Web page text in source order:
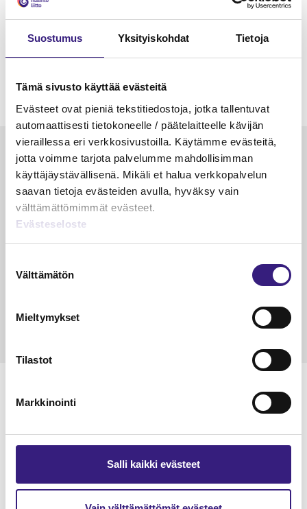
Suostumus Yksityiskohdat Tietoja
Tämä sivusto käyttää evästeitä
Evästeet ovat pieniä tekstitiedostoja, jotka tallentuvat
automaattisesti tietokoneelle / päätelaitteelle kävijän
vieraillessa eri verkkosivustoilla. Käytämme evästeitä,
jotta voimme tarjota palvelumme mahdollisimman
käyttäjäystävällisenä. Mikäli et halua verkkopalvelun
saavan tietoja evästeiden avulla, hyväksy vain
välttämättömimmät evästeet.
Evästeseloste
valinta
Välttämätön
Mieltymykset
Tilastot
Markkinointi
Salli kaikki evästeet
Luetuimmat
VEROTUS
Kulu­veloitukset arvon­lisä­
verotuksessa – omien kulujen
veloitus, kulujen edelleen­
Petri Salomaa
Tarja
Lue Tilisanomien
näytenumero
TILAA TÄSTÄ